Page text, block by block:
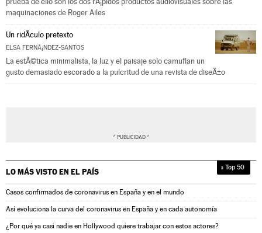
maquinaciones de Roger Ailes
Un ridÃ­culo pretexto
ELSA FERNÃ¡NDEZ-SANTOS
La estÃ©tica minimalista, la luz y el paisaje solo camuflan un
gusto demasiado escorado a la pulcritud de una revista de diseÃ±o
LO MÁS VISTO EN EL PAÍS » Top 50
Casos confirmados de coronavirus en España y en el mundo
Así evoluciona la curva del coronavirus en España y en cada autonomía
¿Por qué ya casi nadie en Hollywood quiere trabajar con estos actores?